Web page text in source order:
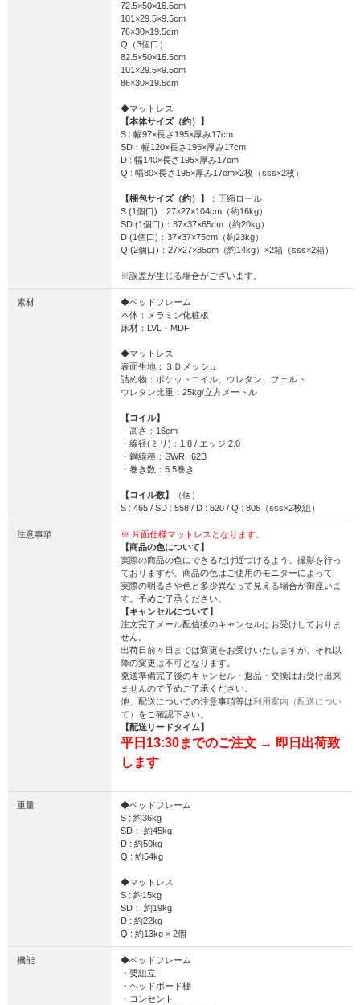
72.5×50×16.5cm
101×29.5×9.5cm
76×30×19.5cm
Q（3個口）
82.5×50×16.5cm
101×29.5×9.5cm
86×30×19.5cm
◆マットレス
【本体サイズ（約）】
S : 幅97×長さ195×厚み17cm
SD：幅120×長さ195×厚み17cm
D : 幅140×長さ195×厚み17cm
Q : 幅80×長さ195×厚み17cm×2枚（sss×2枚）
【梱包サイズ（約）】
：圧縮ロール
S (1個口)：27×27×104cm（約16kg）
SD (1個口)：37×37×65cm（約20kg）
D (1個口)：37×37×75cm（約23kg）
Q (2個口)：27×27×85cm（約14kg）×2箱（sss×2箱）
※誤差が生じる場合がございます。
素材
◆ベッドフレーム
本体：メラミン化粧板
床材：LVL・MDF
◆マットレス
表面生地：３Ｄメッシュ
詰め物：ポケットコイル、ウレタン、フェルト
ウレタン比重：25kg/立方メートル
【コイル】
・高さ：16cm
・線径(ミリ)：1.8 / エッジ 2.0
・鋼線種：SWRH62B
・巻き数：5.5巻き
【コイル数】
（個）
S : 465 / SD : 558 / D : 620 / Q : 806（sss×2枚組）
注意事項
※ 片面仕様マットレスとなります。
【商品の色について】
実際の商品の色にできるだけ近づけるよう、撮影を行っ
ておりますが、商品の色はご使用のモニターによって
実際の明るさや色と多少異なって見える場合が御座いま
す。予めご了承ください。
【キャンセルについて】
注文完了メール配信後のキャンセルはお受けしておりま
せん。
出荷日前々日までは変更をお受けいたしますが、それ以
降の変更は不可となります。
発送準備完了後のキャンセル・返品・交換はお受け出来
ませんので予めご了承ください。
他、配送についての注意事項等は利用案内（配送につい
て） をご確認下さい。
【配送リードタイム】
平日13:30までのご注文 → 即日出荷致
します
重量
◆ベッドフレーム
S : 約36kg
SD： 約45kg
D : 約50kg
Q : 約54kg
◆マットレス
S : 約15kg
SD： 約19kg
D : 約22kg
Q : 約13kg × 2個
機能
◆ベッドフレーム
・要組立
・ヘッドボード棚
・コンセント